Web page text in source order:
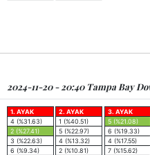
2024-11-20 - 20:40 Tampa Bay
1. AYAK
4 (%31.63)
2 (%27.41)
3 (%22.63)
6 (%9.34)
2. AYAK
1 (%40.51)
5 (%22.97)
4 (%13.32)
2 (%10.81)
3. AYAK
5 (%21.08)
6 (%19.33)
4 (%17.55)
7 (%15.62)